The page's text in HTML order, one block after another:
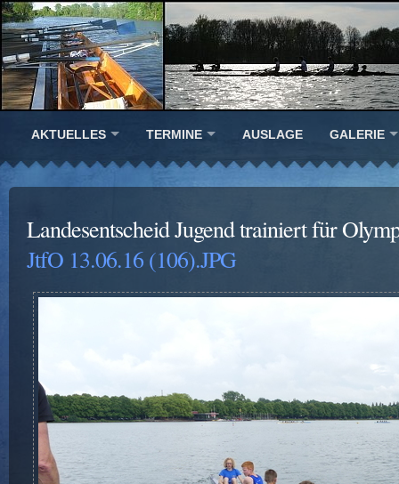
AKTUELLES TERMINE AUSLAGE GALERIE
Landesentscheid Jugend trainiert für
JtfO 13.06.16 (106).JPG